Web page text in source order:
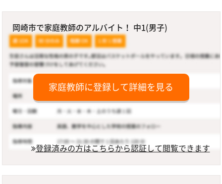
岡崎市で家庭教師のアルバイト！ 中1(男子)
家庭教師に登録して詳細を見る
登録済みの方はこちらから認証して閲覧できます